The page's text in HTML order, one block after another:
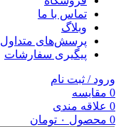
تماس با ما
وبلاگ
پرسش‌های متداول
پیگیری سفارشات
ورود / ثبت نام
0 مقایسه
0 علاقه مندی
0 محصول ۰ تومان